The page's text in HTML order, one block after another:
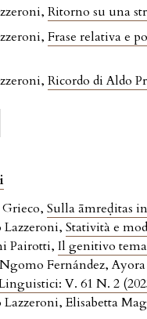
Ritorno su una
Frase relativa e
Ricordo di Aldo
Grieco,Sulla āmreḍitas
Lazzeroni,Statività e
Pairotti,Il genitivo
Ngomo Fernández,
V. 61 N. 2
Lazzeroni, Elisabetta